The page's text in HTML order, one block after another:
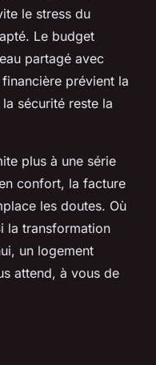
le stress du
. Le budget
partagé avec
prévient la
sécurité reste la
plus à une série
confort, la facture
les doutes. Où
la transformation
un logement
attend, à vous de